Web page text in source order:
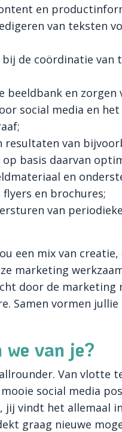
en
van teksten
de coördinatie van
beeldbank en
social media en
resultaten van
op basis daarvan
en
en brochures;
van
een mix van
marketing
door de
Samen vormen
van je?
Van vlotte
social media
jij vindt het allemaal
graag nieuwe